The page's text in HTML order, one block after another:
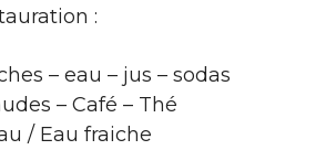
:
– eau – jus – sodas
– Café – Thé
/ Eau fraiche